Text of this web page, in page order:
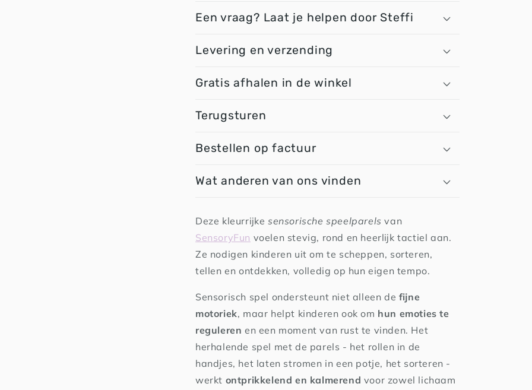
Een vraag? Laat je helpen door Steffi
Levering en verzending
Gratis afhalen in de winkel
Terugsturen
Bestellen op factuur
Wat anderen van ons vinden
Deze kleurrijke sensorische speelparels van
SensoryFun voelen stevig, rond en heerlijk tactiel aan.
Ze nodigen kinderen uit om te scheppen, sorteren,
tellen en ontdekken, volledig op hun eigen tempo.
Sensorisch spel ondersteunt niet alleen de fijne
motoriek, maar helpt kinderen ook om hun emoties te
reguleren en een moment van rust te vinden. Het
herhalende spel met de parels - het rollen in de
handjes, het laten stromen in een potje, het sorteren -
werkt ontprikkelend en kalmerend voor zowel lichaam